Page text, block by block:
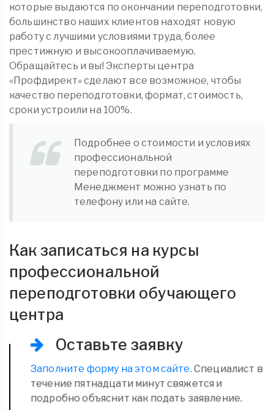
которые выдаются по окончании переподготовки,
большинство наших клиентов находят новую
работу с лучшими условиями труда, более
престижную и высокооплачиваемую.
Обращайтесь и вы! Эксперты центра
«Профдирект» сделают все возможное, чтобы
качество переподготовки, формат, стоимость,
сроки устроили на 100%.
Подробнее о стоимости и условиях
профессиональной
переподготовки по программе
Менеджмент можно узнать по
телефону или на сайте.
Как записаться на курсы
профессиональной
переподготовки обучающего
центра
Оставьте заявку
Заполните форму на этом сайте. Специалист в
течение пятнадцати минут свяжется и
подробно объяснит как подать заявление.